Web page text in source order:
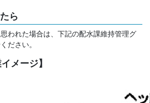
ら
われた場合は、下記の配水課維持管理グ
ださい。
メージ】